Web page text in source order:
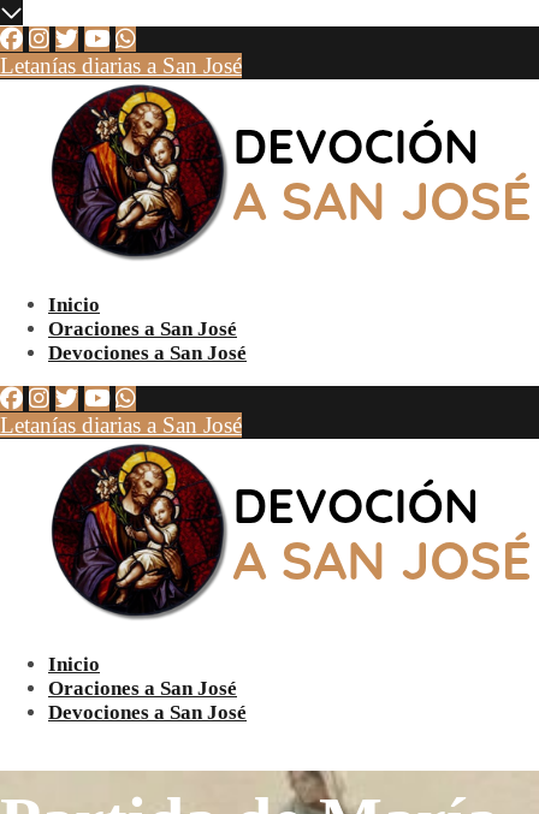
Letanías diarias a San José
Inicio
Oraciones a San José
Devociones a San José
Letanías diarias a San José
Inicio
Oraciones a San José
Devociones a San José